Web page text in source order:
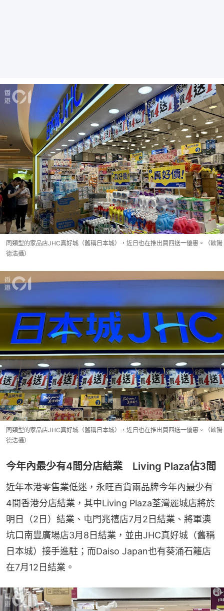
同類型的家品店JHC真好城（舊稱日本城），近日也在推出買四送一優惠。（歐陽
德浩攝）
同類型的家品店JHC真好城（舊稱日本城），近日也在推出買四送一優惠。（歐陽
德浩攝）
今年內最少有4間分店結業 Living Plaza佔3間
近年本港零售業低迷，永旺百貨兩品牌今年內最少有
4間香港分店結業，其中Living Plaza荃灣麗城店將於
明日（2日）結業、屯門兆禧店7月2日結業、將軍澳
坑口南豐廣場店3月8日結業，並由JHC真好城（舊稱
日本城）接手進駐；而Daiso Japan也有葵涌石籬店
在7月12日結業。